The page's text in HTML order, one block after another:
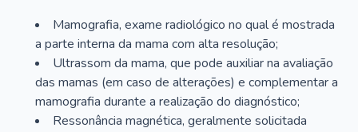
Mamografia, exame radiológico no qual é mostrada
a parte interna da mama com alta resolução;
Ultrassom da mama, que pode auxiliar na avaliação
das mamas (em caso de alterações) e complementar a
mamografia durante a realização do diagnóstico;
Ressonância magnética, geralmente solicitada